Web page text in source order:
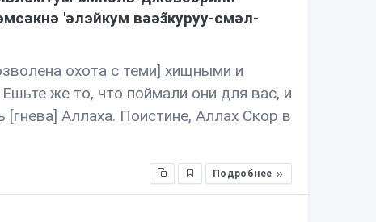
'əлэйкум вəəз̃куруу-смəл-
охота с теми] хищными и
же то, что поймали они для вас, и
[гнева] Аллаха. Поистине, Аллах Скор в
Подробнее